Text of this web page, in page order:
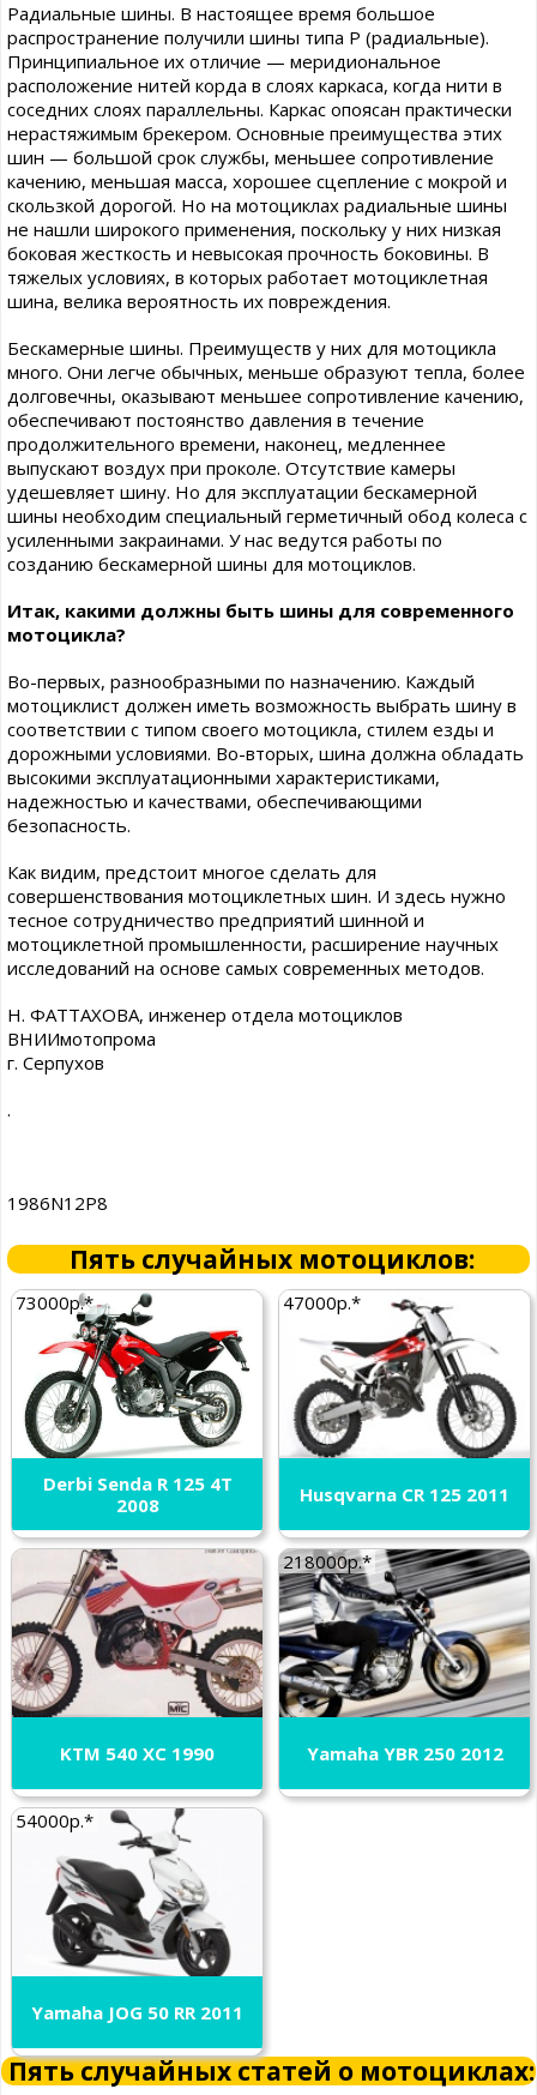
Радиальные шины. В настоящее время большое
распространение получили шины типа Р (радиальные).
Принципиальное их отличие — меридиональное
расположение нитей корда в слоях каркаса, когда нити в
соседних слоях параллельны. Каркас опоясан практически
нерастяжимым брекером. Основные преимущества этих
шин — большой срок службы, меньшее сопротивление
качению, меньшая масса, хорошее сцепление с мокрой и
скользкой дорогой. Но на мотоциклах радиальные шины
не нашли широкого применения, поскольку у них низкая
боковая жесткость и невысокая прочность боковины. В
тяжелых условиях, в которых работает мотоциклетная
шина, велика вероятность их повреждения.
Бескамерные шины. Преимуществ у них для мотоцикла
много. Они легче обычных, меньше образуют тепла, более
долговечны, оказывают меньшее сопротивление качению,
обеспечивают постоянство давления в течение
продолжительного времени, наконец, медленнее
выпускают воздух при проколе. Отсутствие камеры
удешевляет шину. Но для эксплуатации бескамерной
шины необходим специальный герметичный обод колеса с
усиленными закраинами. У нас ведутся работы по
созданию бескамерной шины для мотоциклов.
Итак, какими должны быть шины для современного
мотоцикла?
Во-первых, разнообразными по назначению. Каждый
мотоциклист должен иметь возможность выбрать шину в
соответствии с типом своего мотоцикла, стилем езды и
дорожными условиями. Во-вторых, шина должна обладать
высокими эксплуатационными характеристиками,
надежностью и качествами, обеспечивающими
безопасность.
Как видим, предстоит многое сделать для
совершенствования мотоциклетных шин. И здесь нужно
тесное сотрудничество предприятий шинной и
мотоциклетной промышленности, расширение научных
исследований на основе самых современных методов.
Н. ФАТТАХОВА, инженер отдела мотоциклов
ВНИИмотопрома
г. Серпухов
.
1986N12P8
Пять случайных мотоциклов:
73000р.*
Derbi Senda R 125 4T
2008
47000р.*
Husqvarna CR 125 2011
KTM 540 XC 1990
218000р.*
Yamaha YBR 250 2012
54000р.*
Yamaha JOG 50 RR 2011
Пять случайных статей о мотоциклах: